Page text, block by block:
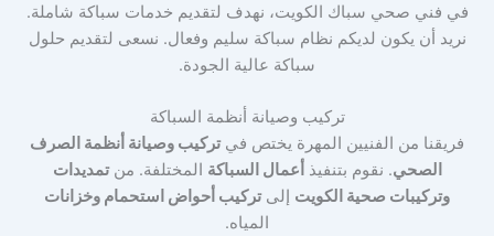
في فني صحي سباك الكويت، نهدف لتقديم خدمات سباكة شاملة.
نريد أن يكون لديكم نظام سباكة سليم وفعال. نسعى لتقديم حلول
سباكة عالية الجودة.
تركيب وصيانة أنظمة السباكة
فريقنا من الفنيين المهرة يختص فيتركيب وصيانة أنظمة الصرف
الصحي. نقوم بتنفيذ أعمال السباكة المختلفة. منتمديدات
وتركيبات صحية الكويت إلىتركيب أحواض استحمام وخزانات
المياه.